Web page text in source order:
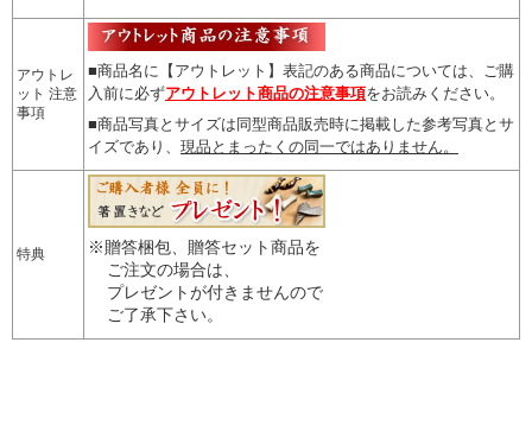
アウトレ
ット 注意
事項
■商品名に【アウトレット】表記のある商品については、
ご購
入前に必ずアウトレット商品の注意事項をお読みください。
■商品写真とサイズは同型商品販売時に掲載した参考写真とサ
イズであり、 現品とまったくの同一ではありません。
特典
※贈答梱包、贈答セット商品を
ご注文の場合は、
プレゼントが付きませんので
ご了承下さい。